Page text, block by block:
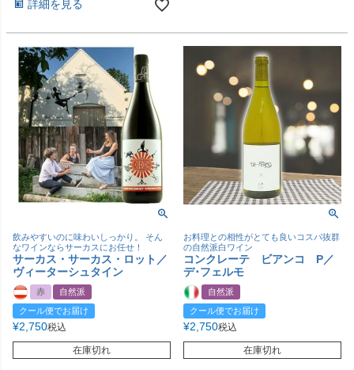
詳細を見る
飲みやすいのに味わいしっかり。 そん
なワインならサーカスにお任せ！
サーカス・サーカス・ロット／
ヴィーターシュタイン
赤
自然派
クール便でお届け
¥2,750税込
在庫切れ
お料理との相性がとても良いコスパ抜群
の自然派白ワイン
コンクレーテ ビアンコ P／
デ･フェルモ
自然派
クール便でお届け
¥2,750税込
在庫切れ